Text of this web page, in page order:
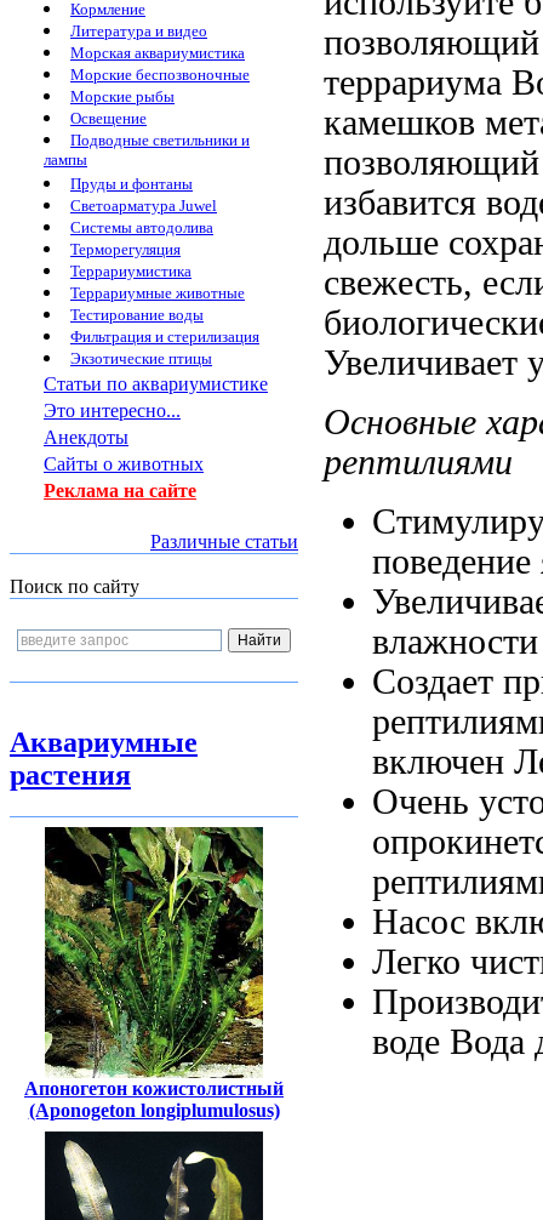
Кормление
Литература и видео
Морская аквариумистика
Морские беспозвоночные
Морские рыбы
Освещение
Подводные светильники и
лампы
Пруды и фонтаны
Светоарматура Juwel
Системы автодолива
Терморегуляция
Террариумистика
Террариумные животные
Тестирование воды
Фильтрация и стерилизация
Экзотические птицы
Статьи по аквариумистике
Это интересно...
Анекдоты
Сайты о животных
Реклама на сайте
Различные статьи
Поиск по сайту
Аквариумные
растения
Апоногетон кожистолистный
(Aponogeton longiplumulosus)
террариума
камешков
позволяющий
избавится
дольше
свежесть,
Увеличивает
Основные
рептилиями
влажности
Создает
включен
Очень
Насос
Легко
воде Вода